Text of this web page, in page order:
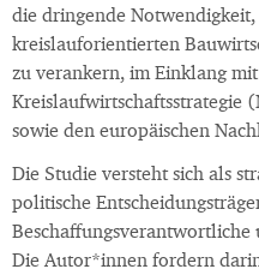
die dringende
kreislauforientierten
zu verankern, im Einklang
Kreislaufwirtschaftsstrategie
sowie den europäischen
Die Studie versteht sich als
politische
Die Autor*innen fordern